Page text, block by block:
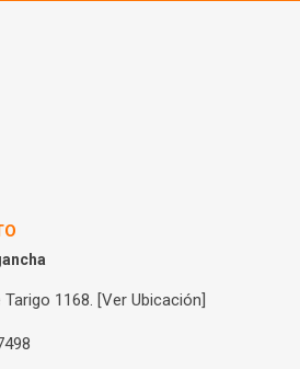
Tarigo 1168. [Ver Ubicación]